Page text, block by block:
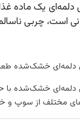
است، چربی ناسالم
دلمه‌ای خشک‌شده طعم
دلمه‌ای خشک‌شده با
مختلف از سوپ و